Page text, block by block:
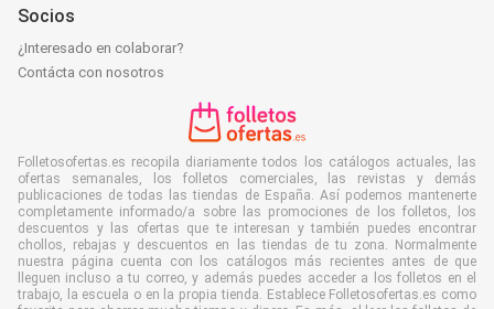
Socios
¿Interesado en colaborar?
Contácta con nosotros
Folletosofertas.es recopila diariamente todos los catálogos actuales, las
ofertas semanales, los folletos comerciales, las revistas y demás
publicaciones de todas las tiendas de España. Así podemos mantenerte
completamente informado/a sobre las promociones de los folletos, los
descuentos y las ofertas que te interesan y también puedes encontrar
chollos, rebajas y descuentos en las tiendas de tu zona. Normalmente
nuestra página cuenta con los catálogos más recientes antes de que
lleguen incluso a tu correo, y además puedes acceder a los folletos en el
trabajo, la escuela o en la propia tienda. Establece Folletosofertas.es como